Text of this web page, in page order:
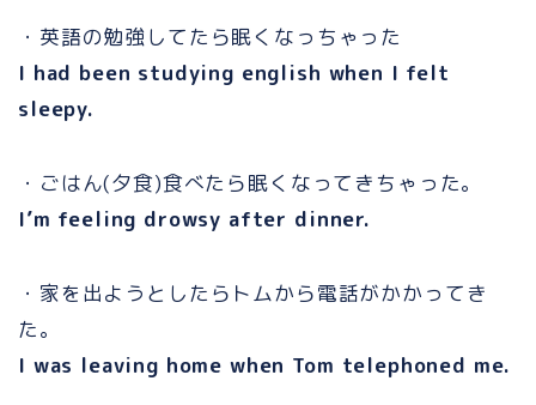
・英語の勉強してたら眠くなっちゃった
I had been studying english when I felt
sleepy.
・ごはん(夕食)食べたら眠くなってきちゃった。
I’m feeling drowsy after dinner.
・家を出ようとしたらトムから電話がかかってき
た。
I was leaving home when Tom telephoned me.